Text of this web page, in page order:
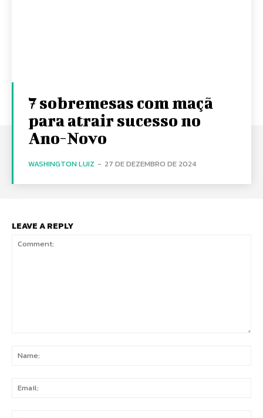
7 sobremesas com maçã
para atrair sucesso no
Ano-Novo
WASHINGTON LUIZ - 27 DE DEZEMBRO DE 2024
LEAVE A REPLY